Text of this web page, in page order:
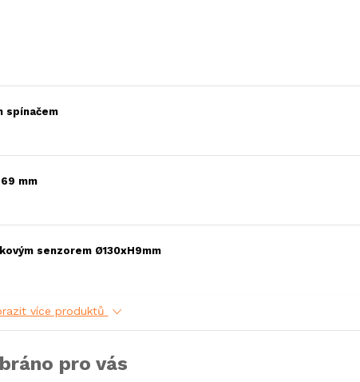
spínačem
mm
senzorem Ø130xH9mm
více produktů
pro vás